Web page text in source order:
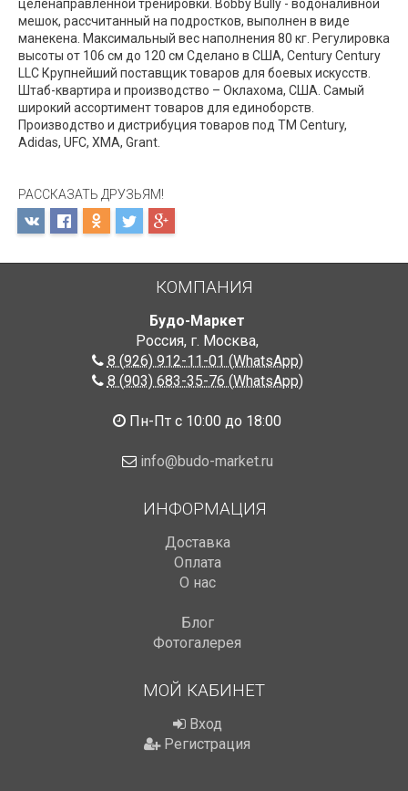
целенаправленной тренировки. Bobby Bully - водоналивной
мешок, рассчитанный на подростков, выполнен в виде
манекена. Максимальный вес наполнения 80 кг. Регулировка
высоты от 106 см до 120 см Сделано в США, Century Century
LLC Крупнейший поставщик товаров для боевых искусств.
Штаб-квартира и производство – Оклахома, США. Самый
широкий ассортимент товаров для единоборств.
Производство и дистрибуция товаров под ТМ Century,
Adidas, UFC, XMA, Grant.
РАССКАЗАТЬ ДРУЗЬЯМ!
КОМПАНИЯ
Будо-Маркет
Россия, г. Москва,
8 (926) 912-11-01 (WhatsApp)
8 (903) 683-35-76 (WhatsApp)
Пн-Пт с 10:00 до 18:00
info@budo-market.ru
ИНФОРМАЦИЯ
Доставка
Оплата
О нас
Блог
Фотогалерея
МОЙ КАБИНЕТ
Вход
Регистрация